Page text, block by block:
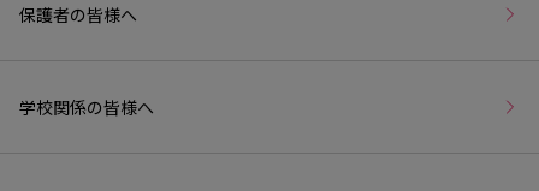
保護者の皆様へ
学校関係の皆様へ